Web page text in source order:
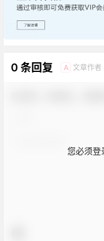
广告
0 条回复 A 文章作者
您必须登